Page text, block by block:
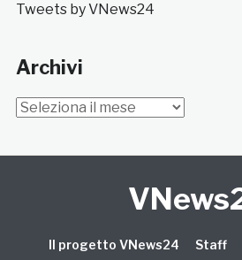
Tweets by VNews24
Archivi
Archivi
Il progetto VNews24 Staff